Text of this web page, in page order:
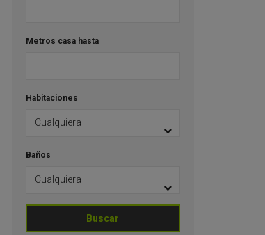
Metros casa hasta
Habitaciones
Baños
Buscar